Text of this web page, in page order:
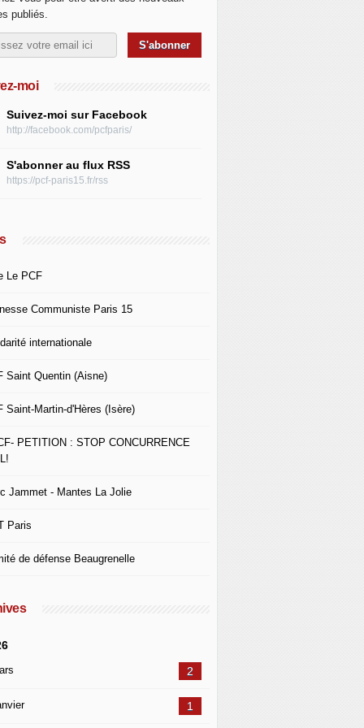
publiés.
moi
Suivez-moi sur Facebook
http://facebook.com/pcfparis/
S'abonner au flux RSS
https://pcf-paris15.fr/rss
Le PCF
Communiste Paris 15
internationale
Saint Quentin (Aisne)
Saint-Martin-d'Hères (Isère)
PETITION : STOP CONCURRENCE
Jammet - Mantes La Jolie
Paris
de défense Beaugrenelle
2
1